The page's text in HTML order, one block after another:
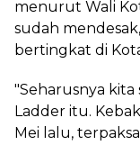
menurut Wali
sudah
bertingkat di
"Seharusnya kita
Ladder itu.
Mei lalu,